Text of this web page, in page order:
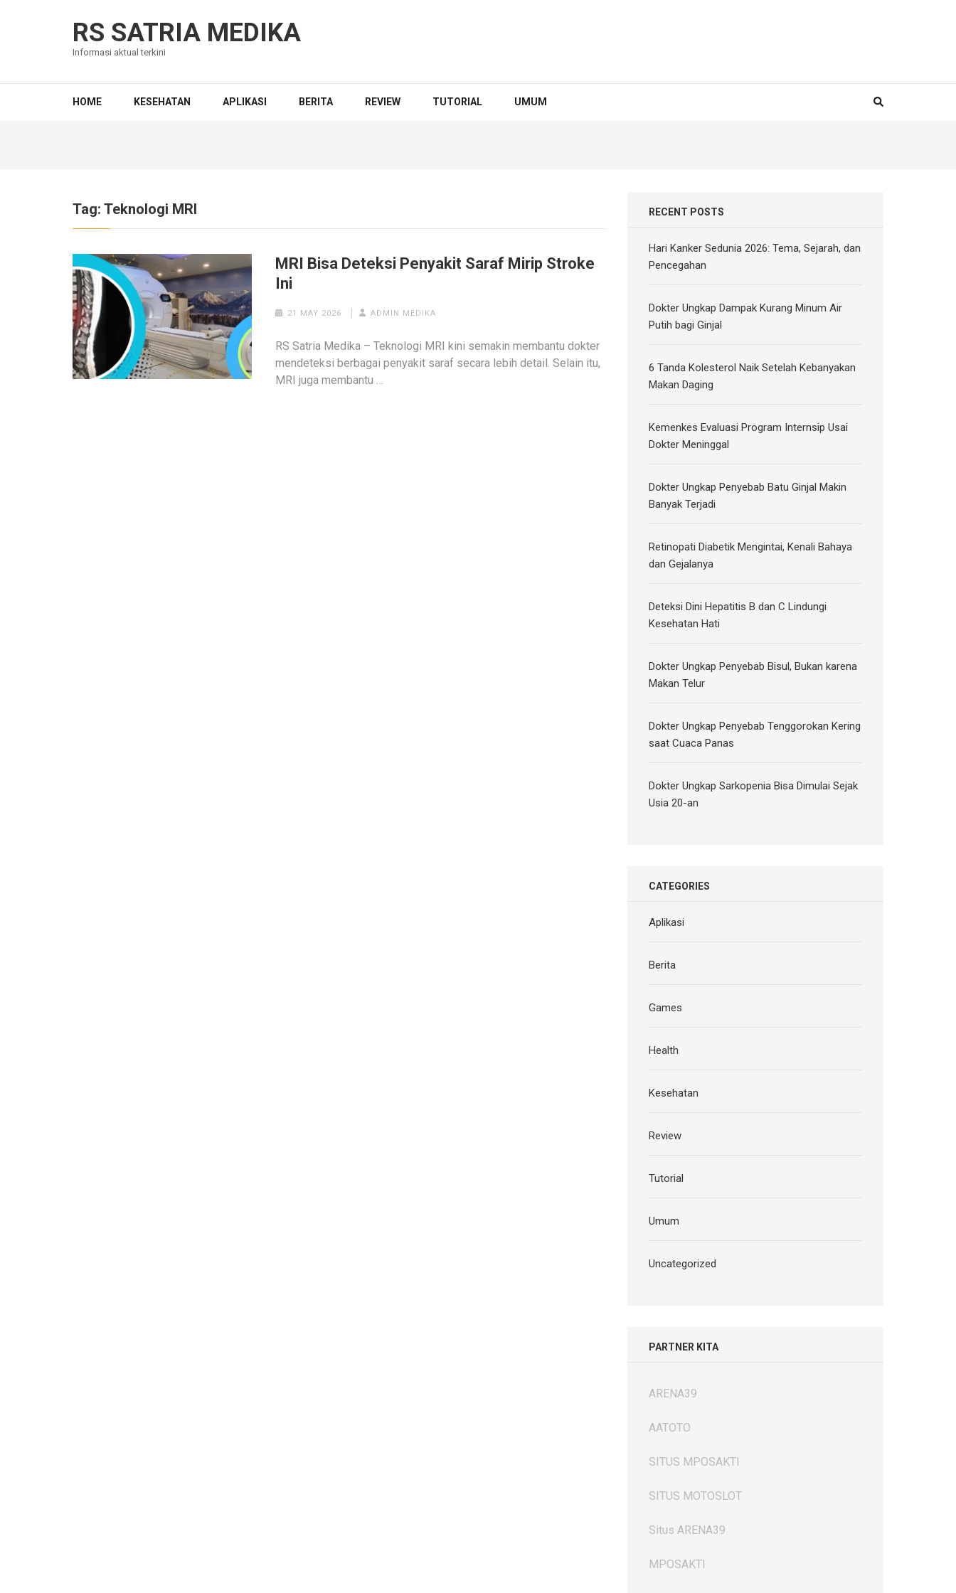
RS SATRIA MEDIKA
Informasi aktual terkini
HOME KESEHATAN APLIKASI BERITA REVIEW TUTORIAL UMUM
Tag: Teknologi MRI
MRI Bisa Deteksi Penyakit Saraf Mirip Stroke
Ini
21 MAY 2026 ADMIN MEDIKA
RS Satria Medika – Teknologi MRI kini semakin membantu dokter
mendeteksi berbagai penyakit saraf secara lebih detail. Selain itu,
MRI juga membantu …
RECENT POSTS
Hari Kanker Sedunia 2026: Tema, Sejarah, dan
Pencegahan
Dokter Ungkap Dampak Kurang Minum Air
Putih bagi Ginjal
6 Tanda Kolesterol Naik Setelah Kebanyakan
Makan Daging
Kemenkes Evaluasi Program Internsip Usai
Dokter Meninggal
Dokter Ungkap Penyebab Batu Ginjal Makin
Banyak Terjadi
Retinopati Diabetik Mengintai, Kenali Bahaya
dan Gejalanya
Deteksi Dini Hepatitis B dan C Lindungi
Kesehatan Hati
Dokter Ungkap Penyebab Bisul, Bukan karena
Makan Telur
Dokter Ungkap Penyebab Tenggorokan Kering
saat Cuaca Panas
Dokter Ungkap Sarkopenia Bisa Dimulai Sejak
Usia 20-an
CATEGORIES
Aplikasi
Berita
Games
Health
Kesehatan
Review
Tutorial
Umum
Uncategorized
PARTNER KITA
ARENA39
AATOTO
SITUS MPOSAKTI
SITUS MOTOSLOT
Situs ARENA39
MPOSAKTI